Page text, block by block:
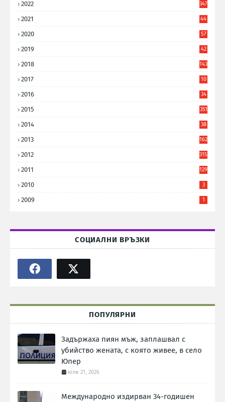
2022 347
2021
44
2020
57
2019
42
2018 143
2017
10
2016
34
2015 351
2014
38
2013 162
2012 315
2011 129
2010 3
2009 1
СОЦИАЛНИ ВРЪЗКИ
ПОПУЛЯРНИ
Задържаха пиян мъж, заплашвал с
убийство жената, с която живее, в село
Юпер
юли 21, 2026
Международно издирван 34-годишен